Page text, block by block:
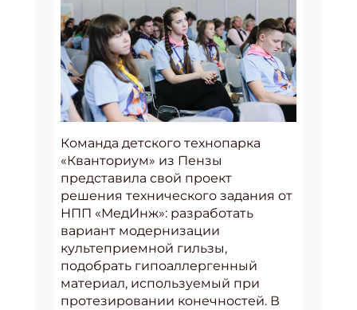
Команда детского технопарка
«Кванториум» из Пензы
представила свой проект
решения технического задания от
НПП «МедИнж»: разработать
вариант модернизации
культеприемной гильзы,
подобрать гипоаллергенный
материал, используемый при
протезировании конечностей. В